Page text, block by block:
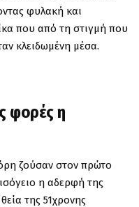
φυλακή και
που από τη στιγμή που
κλειδωμένη μέσα.
φορές η
ζούσαν στον πρώτο
η αδερφή της
της 51χρονης